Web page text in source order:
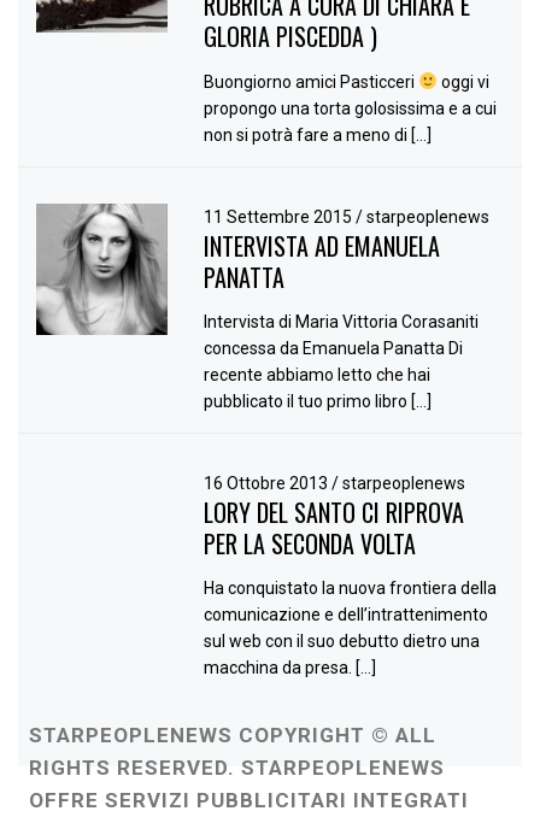
GLORIA PISCEDDA )
Buongiorno amici Pasticceri
oggi vi
propongo una torta golosissima e a cui
non si potrà fare a meno di […]
11 Settembre 2015/ starpeoplenews
INTERVISTA AD EMANUELA
PANATTA
Intervista di Maria Vittoria Corasaniti
concessa da Emanuela Panatta Di
recente abbiamo letto che hai
pubblicato il tuo primo libro […]
16 Ottobre 2013/ starpeoplenews
LORY DEL SANTO CI RIPROVA
PER LA SECONDA VOLTA
Ha conquistato la nuova frontiera della
comunicazione e dell’intrattenimento
sul web con il suo debutto dietro una
macchina da presa. […]
STARPEOPLENEWS COPYRIGHT © ALL
RIGHTS RESERVED. STARPEOPLENEWS
OFFRE SERVIZI PUBBLICITARI INTEGRATI